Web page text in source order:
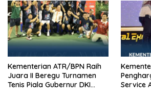
Daerah
Kementerian ATR/BPN Raih
Juara II Beregu Turnamen
Tenis Piala Gubernur DKI
Service